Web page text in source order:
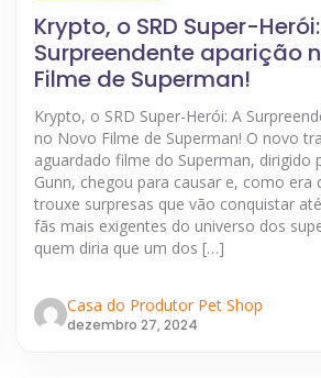
Krypto, o SRD Super-
Surpreendente aparição
Filme de Superman!
Krypto, o SRD Super-Herói: A
no Novo Filme de Superman! O novo
aguardado filme do Superman, dirigido
Gunn, chegou para causar e, como era
trouxe surpresas que vão conquistar
fãs mais exigentes do universo dos
quem diria que um dos […]
Casa do Produtor Pet Shop
dezembro 27, 2024